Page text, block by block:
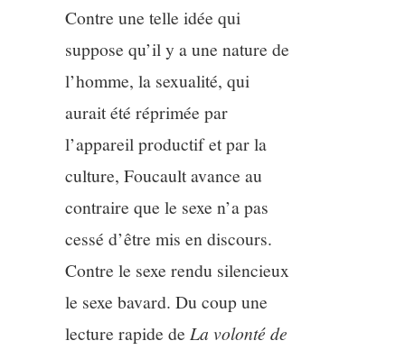
Contre une telle idée qui
suppose qu’il y a une nature de
l’homme, la sexualité, qui
aurait été réprimée par
l’appareil productif et par la
culture, Foucault avance au
contraire que le sexe n’a pas
cessé d’être mis en discours.
Contre le sexe rendu silencieux
le sexe bavard. Du coup une
lecture rapide deLa volonté de